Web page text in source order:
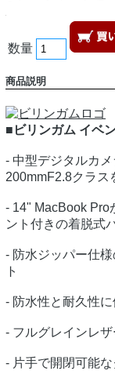
数量
商品説明
■ビリンガム イベ
- 中型デジタルカ
200mmF2.8クラス
- 14" MacBook Pro
ント付きの着脱式
- 防水ジッパー仕
ト
- 防水性と耐久性
- フルグレインレ
- 片手で開閉可能